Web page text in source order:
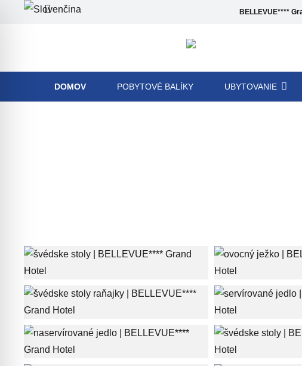
BELLEVUE****
DOMOV POBYTOVÉ BALÍKY UBYTOVANIE